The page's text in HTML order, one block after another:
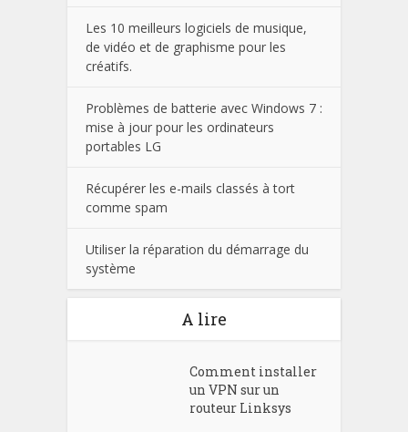
Les 10 meilleurs logiciels de musique,
de vidéo et de graphisme pour les
créatifs.
Problèmes de batterie avec Windows 7 :
mise à jour pour les ordinateurs
portables LG
Récupérer les e-mails classés à tort
comme spam
Utiliser la réparation du démarrage du
système
A lire
Comment installer
un VPN sur un
routeur Linksys